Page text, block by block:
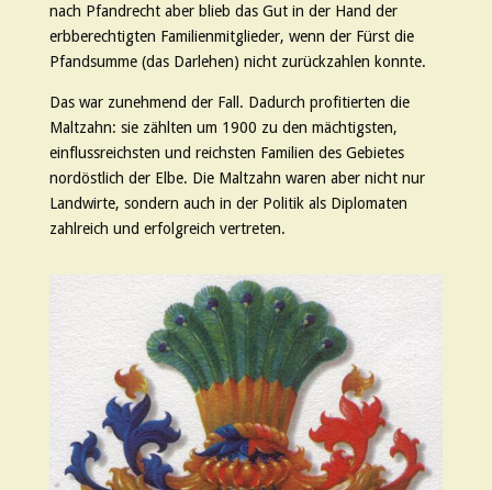
nach Pfandrecht aber blieb das Gut in der Hand der
erbberechtigten Familienmitglieder, wenn der Fürst die
Pfandsumme (das Darlehen) nicht zurückzahlen konnte.
Das war zunehmend der Fall. Dadurch profitierten die
Maltzahn: sie zählten um 1900 zu den mächtigsten,
einflussreichsten und reichsten Familien des Gebietes
nordöstlich der Elbe. Die Maltzahn waren aber nicht nur
Landwirte, sondern auch in der Politik als Diplomaten
zahlreich und erfolgreich vertreten.